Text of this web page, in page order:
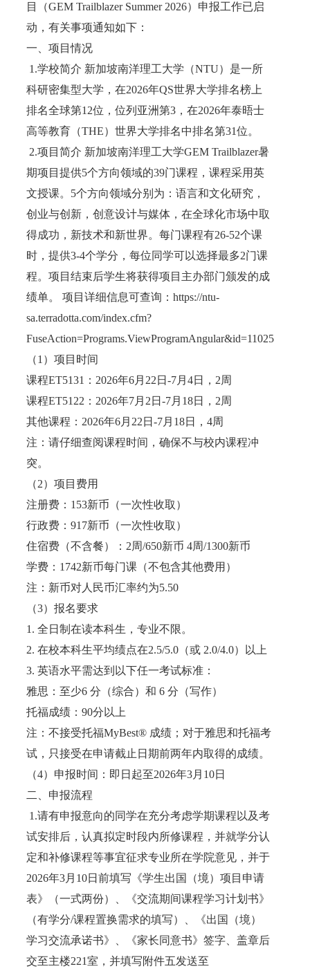
目（GEM Trailblazer Summer 2026）申报工作已启
动，有关事项通知如下：
一、项目情况
1.学校简介 新加坡南洋理工大学（NTU）是一所
科研密集型大学，在2026年QS世界大学排名榜上
排名全球第12位，位列亚洲第3，在2026年泰晤士
高等教育（THE）世界大学排名中排名第31位。
2.项目简介 新加坡南洋理工大学GEM Trailblazer暑
期项目提供5个方向领域的39门课程，课程采用英
文授课。5个方向领域分别为：语言和文化研究，
创业与创新，创意设计与媒体，在全球化市场中取
得成功，新技术和新世界。每门课程有26-52个课
时，提供3-4个学分，每位同学可以选择最多2门课
程。项目结束后学生将获得项目主办部门颁发的成
绩单。 项目详细信息可查询：https://ntu-
sa.terradotta.com/index.cfm?
FuseAction=Programs.ViewProgramAngular&id=11025
（1）项目时间
课程ET5131：2026年6月22日-7月4日，2周
课程ET5122：2026年7月2日-7月18日，2周
其他课程：2026年6月22日-7月18日，4周
注：请仔细查阅课程时间，确保不与校内课程冲
突。
（2）项目费用
注册费：153新币（一次性收取）
行政费：917新币（一次性收取）
住宿费（不含餐）：2周/650新币 4周/1300新币
学费：1742新币每门课（不包含其他费用）
注：新币对人民币汇率约为5.50
（3）报名要求
1. 全日制在读本科生，专业不限。
2. 在校本科生平均绩点在2.5/5.0（或 2.0/4.0）以上
3. 英语水平需达到以下任一考试标准：
雅思：至少6 分（综合）和 6 分（写作）
托福成绩：90分以上
注：不接受托福MyBest® 成绩；对于雅思和托福考
试，只接受在申请截止日期前两年内取得的成绩。
（4）申报时间：即日起至2026年3月10日
二、申报流程
1.请有申报意向的同学在充分考虑学期课程以及考
试安排后，认真拟定时段内所修课程，并就学分认
定和补修课程等事宜征求专业所在学院意见，并于
2026年3月10日前填写《学生出国（境）项目申请
表》（一式两份）、《交流期间课程学习计划书》
（有学分/课程置换需求的填写）、《出国（境）
学习交流承诺书》、《家长同意书》签字、盖章后
交至主楼221室，并填写附件五发送至